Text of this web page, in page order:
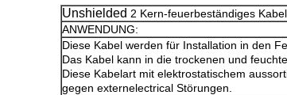
Unshielded 2 Kern-feuerbeständiges
ANWENDUNG:
Diese Kabel werden für Installation in den
Das Kabel kann in die trockenen und
Diese Kabelart mit elektrostatischem
gegen externelectrical Störungen.